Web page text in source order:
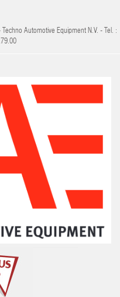
Techno Automotive Equipment N.V. - Tel. :